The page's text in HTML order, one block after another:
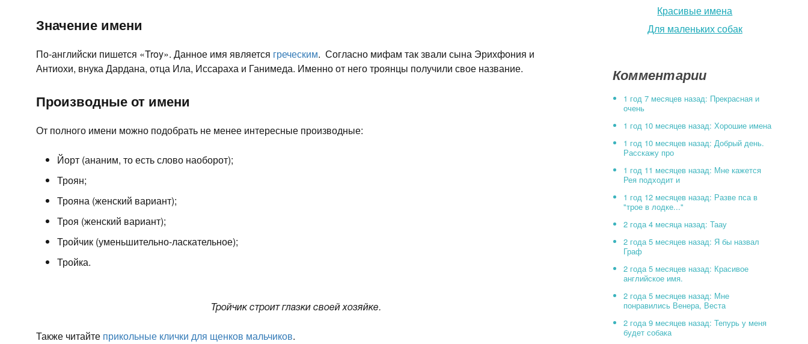
Значение имени
По-английски пишется «Troy». Данное имя является греческим. Согласно мифам так звали сына Эрихфония и
Антиохи, внука Дардана, отца Ила, Иссараха и Ганимеда. Именно от него троянцы получили свое название.
Производные от имени
От полного имени можно подобрать не менее интересные производные:
Йорт (ананим, то есть слово наоборот);
Троян;
Трояна (женский вариант);
Троя (женский вариант);
Тройчик (уменьшительно-ласкательное);
Тройка.
Тройчик строит глазки своей хозяйке.
Также читайте прикольные клички для щенков мальчиков.
Красивые имена
Для маленьких собак
Комментарии
1 год 7 месяцев назад: Прекрасная и
очень
1 год 10 месяцев назад: Хорошие имена
1 год 10 месяцев назад: Добрый день.
Расскажу про
1 год 11 месяцев назад: Мне кажется
Рея подходит и
1 год 12 месяцев назад: Разве пса в
"трое в лодке..."
2 года 4 месяца назад: Таау
2 года 5 месяцев назад: Я бы назвал
Граф
2 года 5 месяцев назад: Красивое
английское имя.
2 года 5 месяцев назад: Мне
понравились Венера, Веста
2 года 9 месяцев назад: Тепурь у меня
будет собака